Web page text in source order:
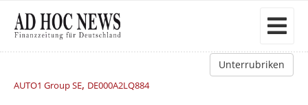
Unterrubriken
AUTO1 Group SE, DE000A2LQ884